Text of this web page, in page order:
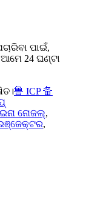
ପାଇଁ,
24 ଘଣ୍ଟା
鲁 ICP 备
ନୋଜଲ୍,
,